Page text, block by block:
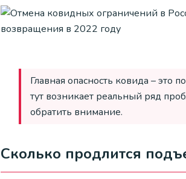
Главная опасность ковида – это
тут возникает реальный ряд
обратить внимание.
Сколько продлится